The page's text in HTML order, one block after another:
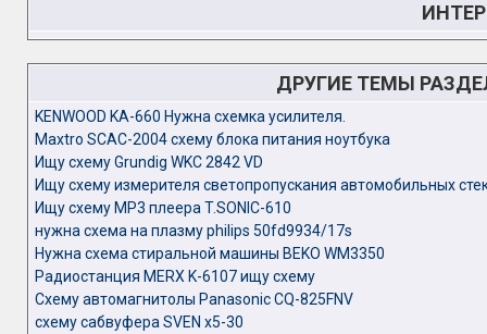
ДРУГИЕ ТЕМЫ
KENWOOD KA-660 Нужна схемка усилителя.
Maxtro SCAC-2004 схему блока питания ноутбука
Ищу схему Grundig WKC 2842 VD
Ищу схему измерителя светопропускания автомобильных
Ищу схему МР3 плеера T.SONIC-610
нужна схема на плазму philips 50fd9934/17s
Нужна схема стиральной машины BEKO WM3350
Радиостанция MERX K-6107 ищу схему
Схему автомагнитолы Panasonic CQ-825FNV
схему сабвуфера SVEN x5-30